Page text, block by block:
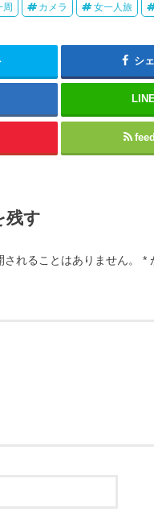
周 カメラ 女一人旅
シ
残す
れることはありません。 *